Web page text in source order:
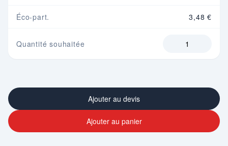
Éco-part. 3,48 €
Quantité souhaitée
Ajouter au devis
Ajouter au panier